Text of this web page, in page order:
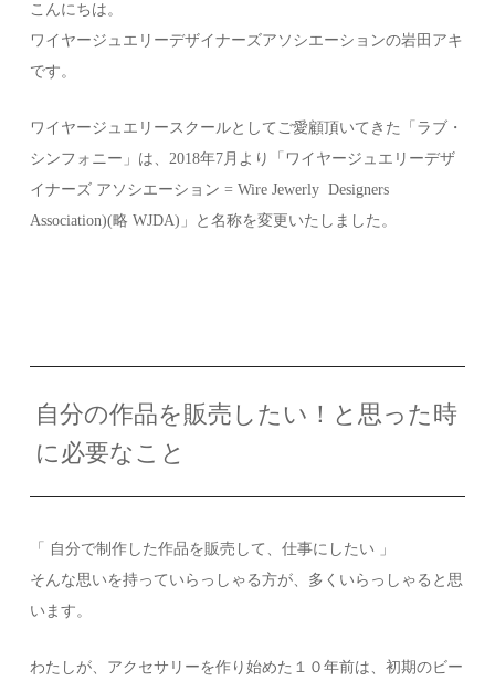
こんにちは。
ワイヤージュエリーデザイナーズアソシエーションの岩田アキ
です。
ワイヤージュエリースクールとしてご愛顧頂いてきた「ラブ・
シンフォニー」は、2018年7月より「ワイヤージュエリーデザ
イナーズ アソシエーション = Wire Jewerly Designers
Association)(略 WJDA)」と名称を変更いたしました。
自分の作品を販売したい！と思った時
に必要なこと
「 自分で制作した作品を販売して、仕事にしたい 」
そんな思いを持っていらっしゃる方が、多くいらっしゃると思
います。
わたしが、アクセサリーを作り始めた１０年前は、初期のビー